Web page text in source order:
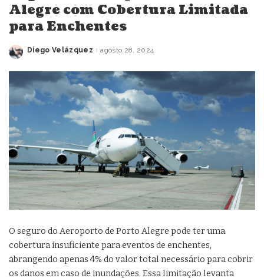
Alegre com Cobertura Limitada
para Enchentes
Posted
Diego Velázquez agosto 28, 2024
O seguro do Aeroporto de Porto Alegre pode ter uma
cobertura insuficiente para eventos de enchentes,
abrangendo apenas 4% do valor total necessário para cobrir
os danos em caso de inundações. Essa limitação levanta